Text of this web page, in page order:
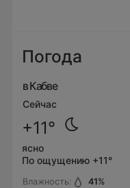
Погода
в Кабве
Сейчас
+11°
ясно
По ощущению +11°
Влажность:
41%